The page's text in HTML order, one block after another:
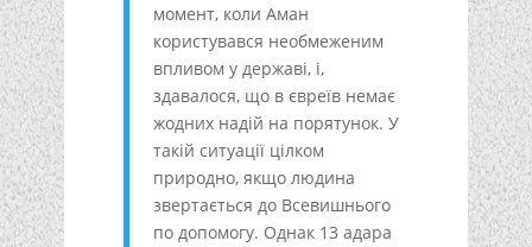
момент, коли Аман
користувався необмеженим
впливом у державі, і,
здавалося, що в євреїв немає
жодних надій на порятунок. У
такій ситуації цілком
природно, якщо людина
звертається до Всевишнього
по допомогу. Однак 13 адара